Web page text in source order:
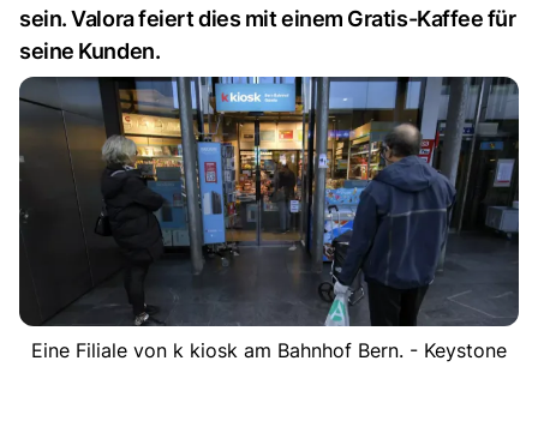
sein. Valora feiert dies mit einem Gratis-Kaffee für
seine Kunden.
Eine Filiale von k kiosk am Bahnhof Bern. - Keystone